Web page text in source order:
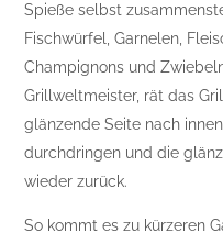
Spieße selbst
Fischwürfel, Garnelen,
Champignons und
Grillweltmeister, rät das
glänzende Seite nach
durchdringen und die
wieder zurück.
So kommt es zu kürzeren